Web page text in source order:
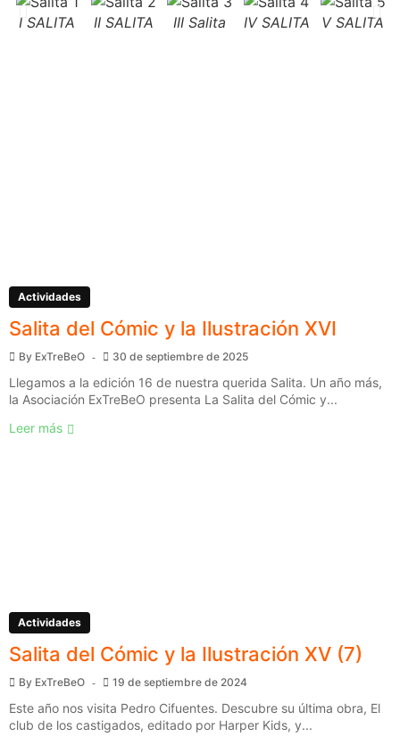
I SALITA II SALITA III Salita IV SALITA V SALITA
Actividades
Salita del Cómic y la Ilustración XVI
By ExTreBeO 30 de septiembre de 2025
Llegamos a la edición 16 de nuestra querida Salita. Un año más,
la Asociación ExTreBeO presenta La Salita del Cómic y...
Leer más
Actividades
Salita del Cómic y la Ilustración XV (7)
By ExTreBeO 19 de septiembre de 2024
Este año nos visita Pedro Cifuentes. Descubre su última obra, El
club de los castigados, editado por Harper Kids, y...